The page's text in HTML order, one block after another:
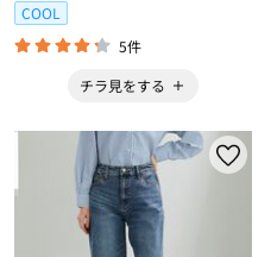
COOL
5件
チラ見をする